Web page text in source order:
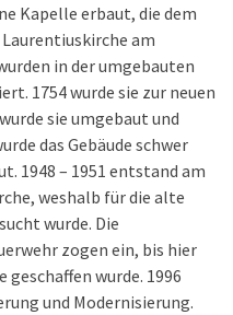
Kapelle erbaut, die dem
am
in der umgebauten
1754 wurde sie zur neuen
sie umgebaut und
das Gebäude schwer
1948 – 1951 entstand am
weshalb für die alte
wurde. Die
zogen ein, bis hier
geschaffen wurde. 1996
und Modernisierung.